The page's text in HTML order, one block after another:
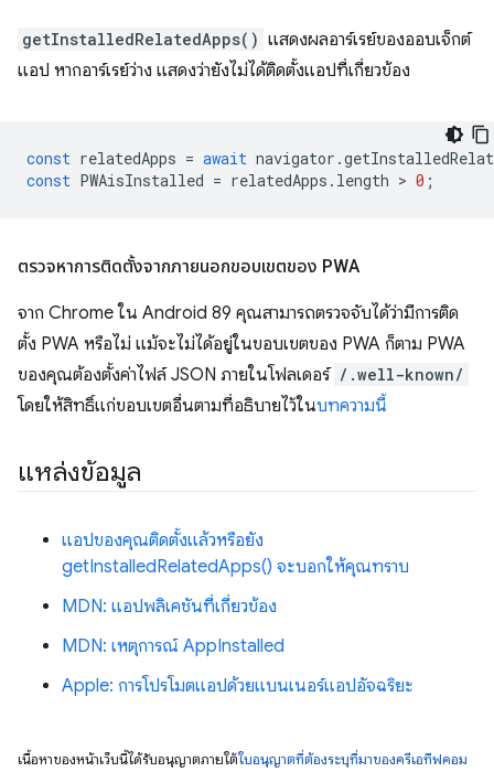
getInstalledRelatedApps() แสดงผลอาร์เรย์ของออบเจ็กต์
แอป หากอาร์เรย์ว่าง แสดงว่ายังไม่ได้ติดตั้งแอปที่เกี่ยวข้อง
const relatedApps = await navigator .
const PWAisInstalled = relatedApps . length > 0 ;
ตรวจหาการติดตั้งจากภายนอกขอบเขตของ PWA
จาก Chrome ใน Android 89 คุณสามารถตรวจจับได้ว่ามีการติด
ตั้ง PWA หรือไม่ แม้จะไม่ได้อยู่ในขอบเขตของ PWA ก็ตาม PWA
ของคุณต้องตั้งค่าไฟล์ JSON ภายในโฟลเดอร์ /.well-known/
โดยให้สิทธิ์แก่ขอบเขตอื่นตามที่อธิบายไว้ในบทความนี้
แหล่งข้อมูล
แอปของคุณติดตั้งแล้วหรือยัง
getInstalledRelatedApps() จะบอกให้คุณทราบ
MDN: แอปพลิเคชันที่เกี่ยวข้อง
MDN: เหตุการณ์ AppInstalled
Apple: การโปรโมตแอปด้วยแบนเนอร์แอปอัจฉริยะ
เนื้อหาของหน้าเว็บนี้ได้รับอนุญาตภายใต้ใบอนุญาตที่ต้องระบุที่มาของครีเอทีฟคอม